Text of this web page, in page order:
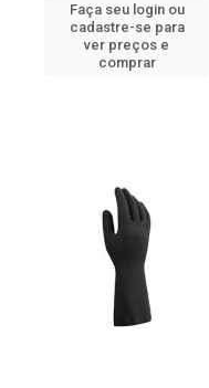
Faça seu login ou
cadastre-se para
ver preços e
comprar